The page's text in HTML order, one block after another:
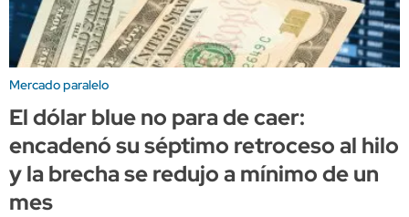
Mercado paralelo
El dólar blue no para de caer:
encadenó su séptimo retroceso al hilo
y la brecha se redujo a mínimo de un
mes